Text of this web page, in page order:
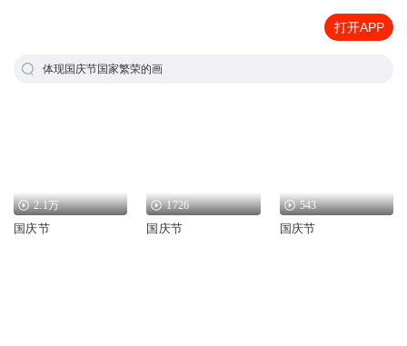
打开APP
体现国庆节国家繁荣的画
2.1万
国庆节
1726
国庆节
543
国庆节